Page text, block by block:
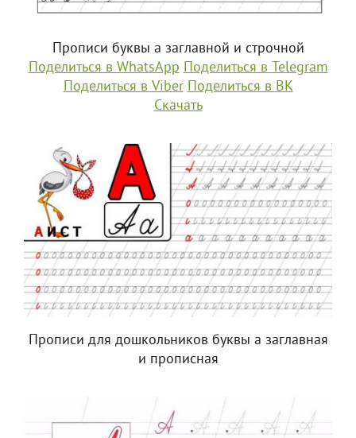
Прописи буквы а заглавной и строчной
Поделиться в WhatsApp Поделиться в Telegram
Поделиться в Viber Поделиться в ВК
Скачать
Прописи для дошкольников буквы а заглавная
и прописная